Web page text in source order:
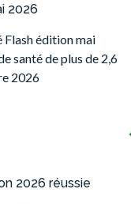
2026
Flash édition mai
santé de plus de 2,6
2026
2026 réussie